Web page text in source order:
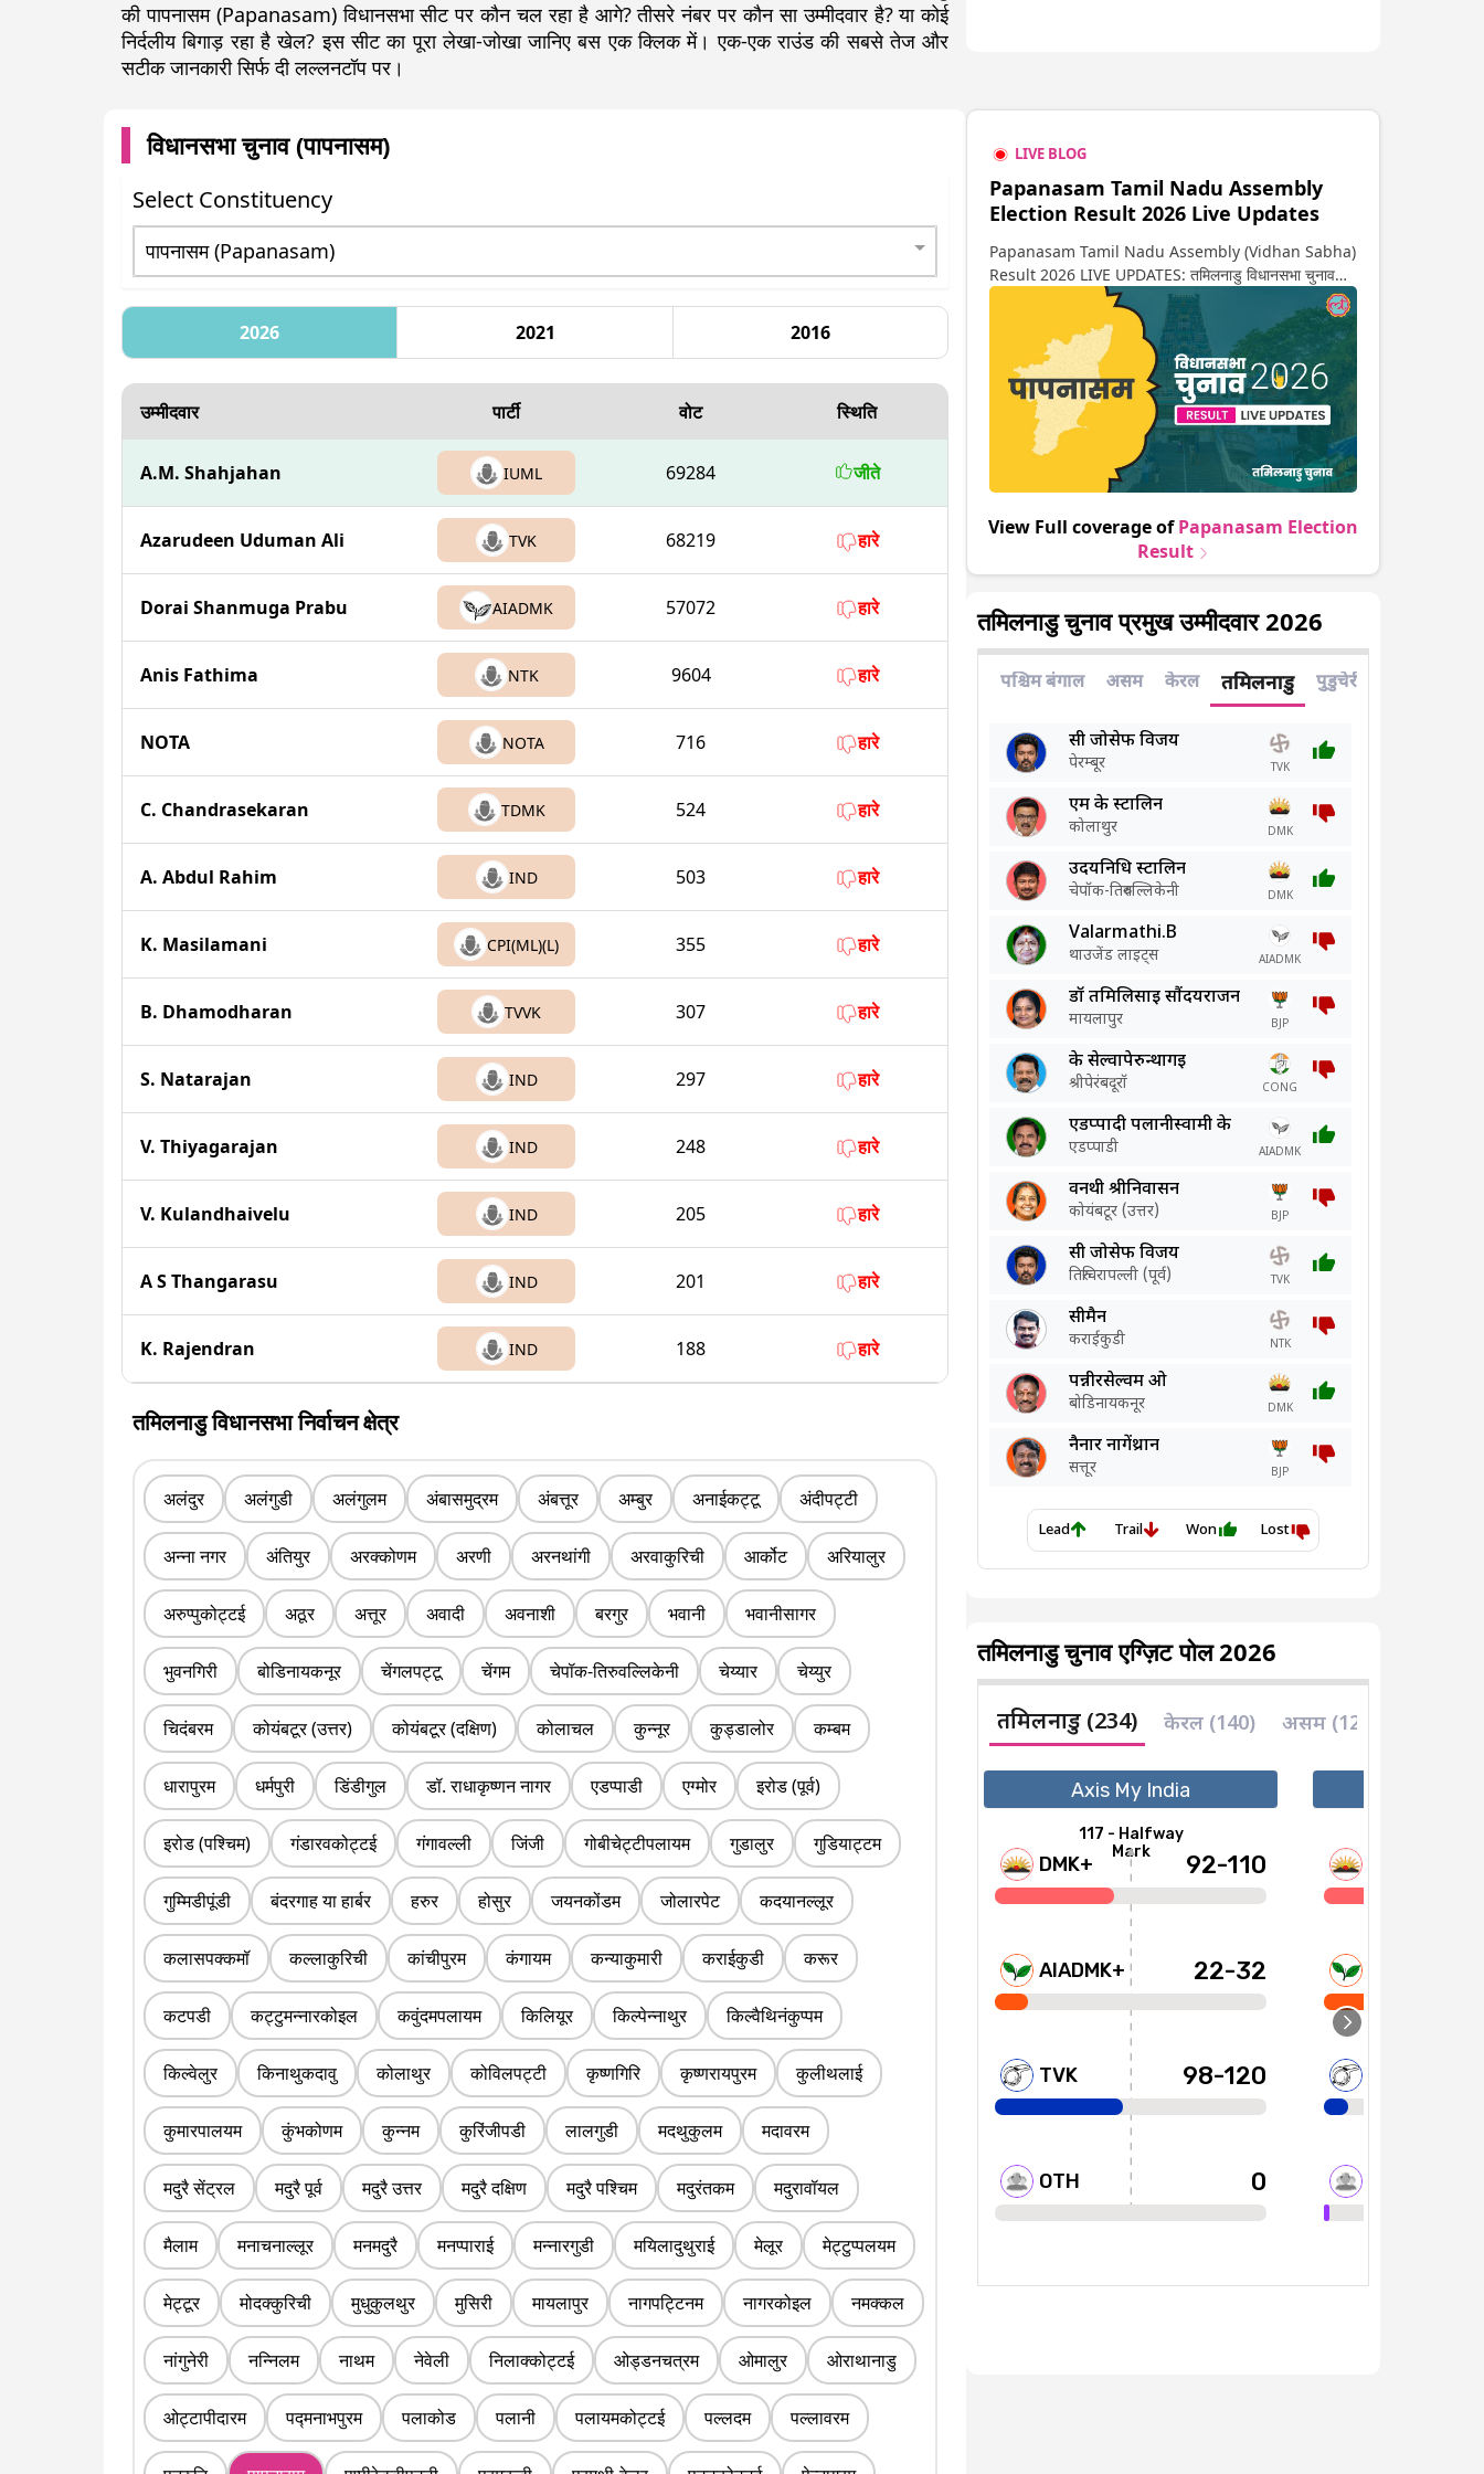
की पापनासम (Papanasam) विधानसभा सीट पर कौन चल रहा है आगे? तीसरे नंबर पर कौन सा उम्मीदवार है? या कोई
निर्दलीय बिगाड़ रहा है खेल? इस सीट का पूरा लेखा-जोखा जानिए बस एक क्लिक में। एक-एक राउंड की सबसे तेज और
सटीक जानकारी सिर्फ दी लल्लनटॉप पर।
विधानसभा चुनाव (पापनासम)
Select Constituency
2026 2021 2016
उम्मीदवार पार्टी वोट स्थिति
A.M. Shahjahan IUML 69284 जीते
Azarudeen Uduman Ali TVK 68219 हारे
Dorai Shanmuga Prabu AIADMK 57072 हारे
Anis Fathima NTK 9604 हारे
NOTA NOTA 716 हारे
C. Chandrasekaran TDMK 524 हारे
A. Abdul Rahim IND 503 हारे
K. Masilamani CPI(ML)(L) 355 हारे
B. Dhamodharan TVVK 307 हारे
S. Natarajan IND 297 हारे
V. Thiyagarajan IND 248 हारे
V. Kulandhaivelu IND 205 हारे
A S Thangarasu IND 201 हारे
K. Rajendran IND 188 हारे
तमिलनाडु विधानसभा निर्वाचन क्षेत्र
अलंदुर अलंगुडी अलंगुलम अंबासमुद्रम अंबत्तूर अम्बुर अनाईकट्टू अंदीपट्टी
अन्ना नगर अंतियुर अरक्कोणम अरणी अरनथांगी अरवाकुरिची आर्कोट अरियालुर
अरुप्पुकोट्टई अठूर अत्तूर अवादी अवनाशी बरगुर भवानी भवानीसागर
भुवनगिरी बोडिनायकनूर चेंगलपट्टू चेंगम चेपॉक-तिरुवल्लिकेनी चेय्यार चेय्युर
चिदंबरम कोयंबटूर (उत्तर) कोयंबटूर (दक्षिण) कोलाचल कुन्नूर कुड्डालोर कम्बम
धारापुरम धर्मपुरी डिंडीगुल डॉ. राधाकृष्णन नागर एडप्पाडी एग्मोर इरोड (पूर्व)
इरोड (पश्चिम) गंडारवकोट्टई गंगावल्ली जिंजी गोबीचेट्टीपलायम गुडालुर गुडियाट्टम
गुम्मिडीपूंडी बंदरगाह या हार्बर हरुर होसुर जयनकोंडम जोलारपेट कदयानल्लूर
कलासपक्कमॉ कल्लाकुरिची कांचीपुरम कंगायम कन्याकुमारी कराईकुडी करूर
कटपडी कट्टुमन्नारकोइल कवुंदमपलायम किलियूर किल्पेन्नाथुर किल्वैथिनंकुप्पम
किल्वेलुर किनाथुकदावु कोलाथुर कोविलपट्टी कृष्णगिरि कृष्णरायपुरम कुलीथलाई
कुमारपालयम कुंभकोणम कुन्नम कुरिंजीपडी लालगुडी मदथुकुलम मदावरम
मदुरै सेंट्रल मदुरै पूर्व मदुरै उत्तर मदुरै दक्षिण मदुरै पश्चिम मदुरंतकम मदुरावॉयल
मैलाम मनाचनाल्लूर मनमदुरै मनप्पाराई मन्नारगुडी मयिलादुथुराई मेलूर मेट्टुप्पलयम
मेट्टूर मोदक्कुरिची मुधुकुलथुर मुसिरी मायलापुर नागपट्टिनम नागरकोइल नमक्कल
नांगुनेरी नन्निलम नाथम नेवेली निलाक्कोट्टई ओड्डनचत्रम ओमालुर ओराथानाडु
ओट्टापीदारम पद्मनाभपुरम पलाकोड पलानी पलायमकोट्टई पल्लदम पल्लावरम
LIVE BLOG
Papanasam Tamil Nadu Assembly
Election Result 2026 Live Updates
Papanasam Tamil Nadu Assembly (Vidhan Sabha)
Result 2026 LIVE UPDATES: तमिलनाडु विधानसभा चुनाव
2026 की गिनती अगले कुछ ही देर में शुरू होने वाली है. यहां देखें
पापनासम सीट पर कौन आगे-कौन पीछे से लेकर किस तरफ जा रहें है
रुझान. साथ ही पाइए इस सीट पर हो रही हर एक हलचल की अपडेट
वो भी रियल टाइम में
View Full coverage ofPapanasam Election
Result
तमिलनाडु चुनाव प्रमुख उम्मीदवार 2026
तमिलनाडु चुनाव एग्ज़िट पोल 2026